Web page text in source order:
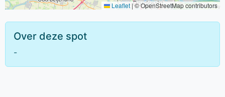
Leaflet |© OpenStreetMap contributors
Over deze spot
-